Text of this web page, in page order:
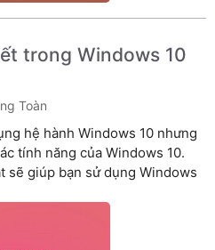
trong Windows 10
Toàn
hệ hành Windows 10 nhưng
tính năng của Windows 10.
sẽ giúp bạn sử dụng Windows